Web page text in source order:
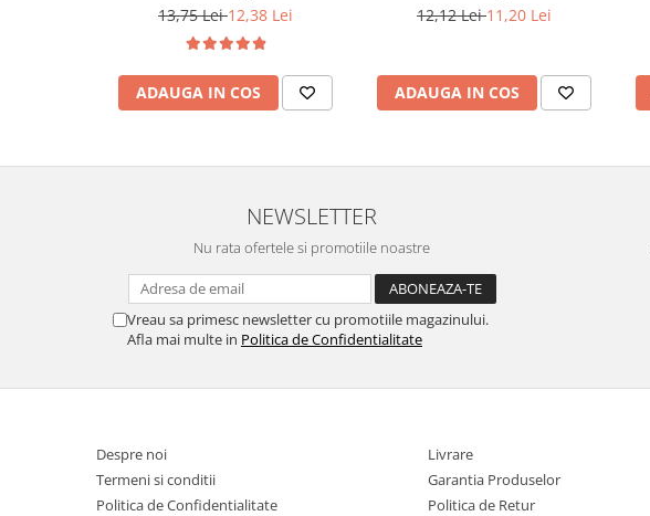
13,75 Lei12,38 Lei
ADAUGA IN COS
12,12 Lei11,20 Lei
ADAUGA IN COS
NEWSLETTER
Nu rata ofertele si promotiile noastre
Vreau sa primesc newsletter cu promotiile magazinului.
Afla mai multe in Politica de Confidentialitate
Despre noi
Termeni si conditii
Politica de Confidentialitate
Livrare
Garantia Produselor
Politica de Retur